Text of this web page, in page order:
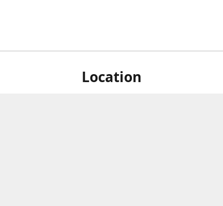
Location